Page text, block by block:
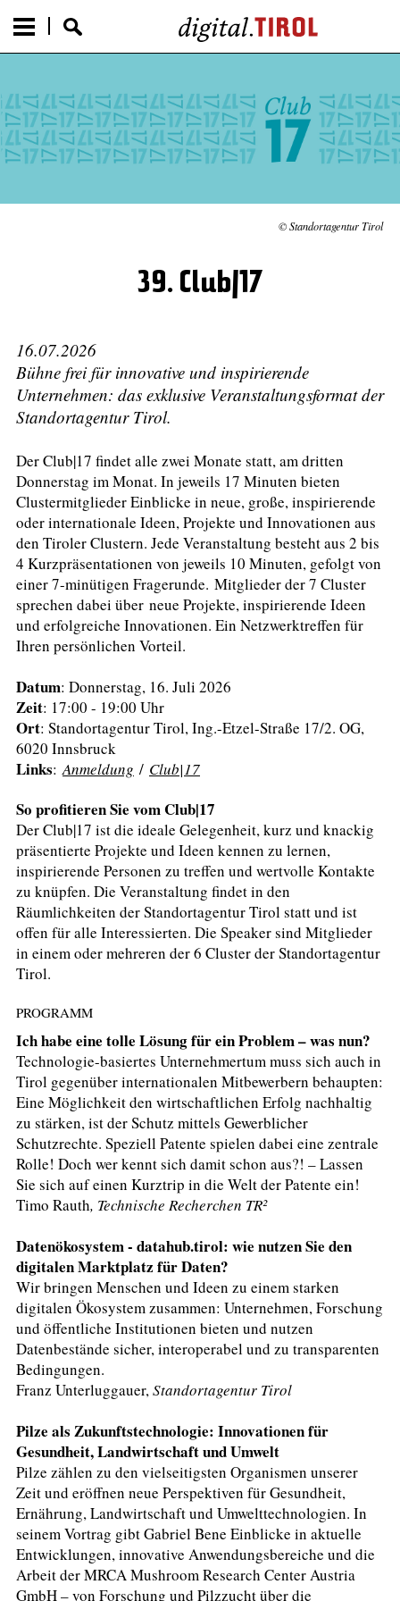
© Standortagentur Tirol
39. Club|17
16.07.2026
Bühne frei für innovative und inspirierende
Unternehmen: das exklusive Veranstaltungsformat der
Standortagentur Tirol.
Der Club|17 findet alle zwei Monate statt, am dritten
Donnerstag im Monat. In jeweils 17 Minuten bieten
Clustermitglieder Einblicke in neue, große, inspirierende
oder internationale Ideen, Projekte und Innovationen aus
den Tiroler Clustern. Jede Veranstaltung besteht aus 2 bis
4 Kurzpräsentationen von jeweils 10 Minuten, gefolgt von
einer 7-minütigen Fragerunde. Mitglieder der 7 Cluster
sprechen dabei über neue Projekte, inspirierende Ideen
und erfolgreiche Innovationen. Ein Netzwerktreffen für
Ihren persönlichen Vorteil.
Datum: Donnerstag, 16. Juli 2026
Zeit: 17:00 - 19:00 Uhr
Ort: Standortagentur Tirol, Ing.-Etzel-Straße 17/2. OG,
6020 Innsbruck
Links: Anmeldung / Club|17
So profitieren Sie vom Club|17
Der Club|17 ist die ideale Gelegenheit, kurz und knackig
präsentierte Projekte und Ideen kennen zu lernen,
inspirierende Personen zu treffen und wertvolle Kontakte
zu knüpfen. Die Veranstaltung findet in den
Räumlichkeiten der Standortagentur Tirol statt und ist
offen für alle Interessierten. Die Speaker sind Mitglieder
in einem oder mehreren der 6 Cluster der Standortagentur
Tirol.
PROGRAMM
Ich habe eine tolle Lösung für ein Problem – was nun?
Technologie-basiertes Unternehmertum muss sich auch in
Tirol gegenüber internationalen Mitbewerbern behaupten:
Eine Möglichkeit den wirtschaftlichen Erfolg nachhaltig
zu stärken, ist der Schutz mittels Gewerblicher
Schutzrechte. Speziell Patente spielen dabei eine zentrale
Rolle! Doch wer kennt sich damit schon aus?! – Lassen
Sie sich auf einen Kurztrip in die Welt der Patente ein!
Timo Rauth, Technische Recherchen TR²
Datenökosystem - datahub.tirol: wie nutzen Sie den
digitalen Marktplatz für Daten?
Wir bringen Menschen und Ideen zu einem starken
digitalen Ökosystem zusammen: Unternehmen, Forschung
und öffentliche Institutionen bieten und nutzen
Datenbestände sicher, interoperabel und zu transparenten
Bedingungen.
Franz Unterluggauer,Standortagentur Tirol
Pilze als Zukunftstechnologie: Innovationen für
Gesundheit, Landwirtschaft und Umwelt
Pilze zählen zu den vielseitigsten Organismen unserer
Zeit und eröffnen neue Perspektiven für Gesundheit,
Ernährung, Landwirtschaft und Umwelttechnologien. In
seinem Vortrag gibt Gabriel Bene Einblicke in aktuelle
Entwicklungen, innovative Anwendungsbereiche und die
Arbeit der MRCA Mushroom Research Center Austria
GmbH – von Forschung und Pilzzucht über die